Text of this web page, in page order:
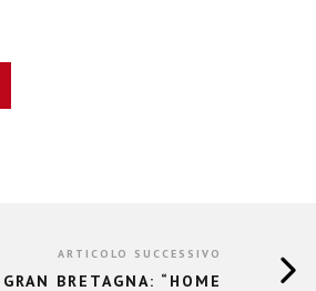
ARTICOLO SUCCESSIVO
GRAN BRETAGNA: “HOME